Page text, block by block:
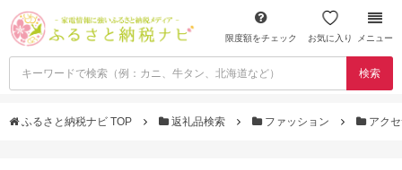
限度額をチェック お気に入り メニュー
検索
ふるさと納税ナビ TOP 返礼品検索 ファッション アク